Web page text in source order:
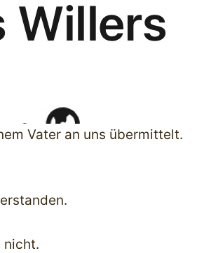
Vater an uns übermittelt.
nicht.